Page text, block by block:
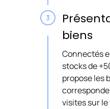
biens
Connectés
stocks de
propose les
visites sur